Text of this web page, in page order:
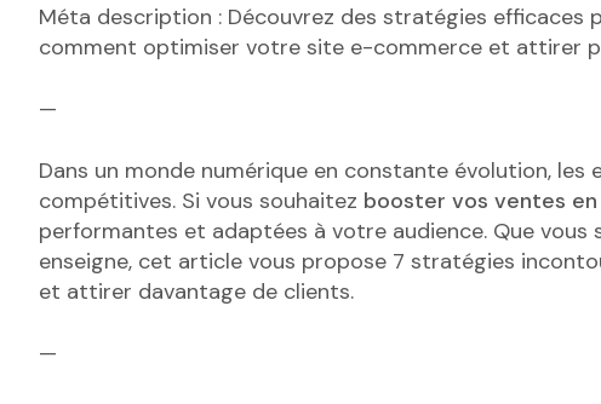
Méta description : Découvrez des stratégies efficaces
comment optimiser votre site e-commerce et attirer
—
Dans un monde numérique en constante évolution,
compétitives. Si vous souhaitez booster vos ventes en
performantes et adaptées à votre audience. Que
enseigne, cet article vous propose 7 stratégies
et attirer davantage de clients.
—